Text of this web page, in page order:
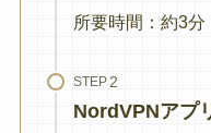
所要時間：約3分
STEP
NordVPNアプ